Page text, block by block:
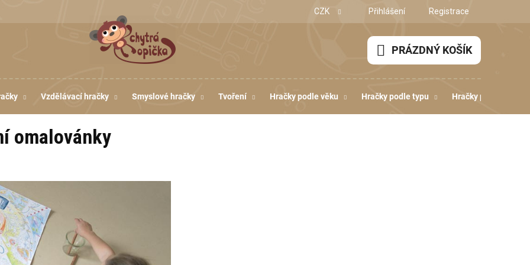
CZK Přihlášení Registrace
NÁKUPNÍ
KOŠÍK
PRÁZDNÝ KOŠÍK
Vzdělávací hračky Smyslové hračky Tvoření Hračky podle věku Hračky podle typu Hračky podle
omalovánky